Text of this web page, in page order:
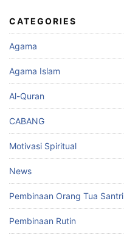
CATEGORIES
Agama
Agama Islam
Al-Quran
CABANG
Motivasi Spiritual
News
Pembinaan Orang Tua Santri
Pembinaan Rutin